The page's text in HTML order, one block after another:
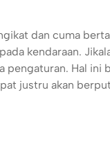
dan cuma
kendaraan.
pengaturan. Hal ini
justru akan